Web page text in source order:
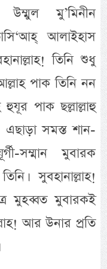
উম্মুল মু’মিনীন
আলাইহাস
তিনি শুধু
পাক তিনি নন
পাক ছল্লাল্লাহু
এছাড়া সমস্ত শান-
সম্মান মুবারক
সুবহানাল্লাহ!
মুহব্বত মুবারকই
আর উনার প্রতি